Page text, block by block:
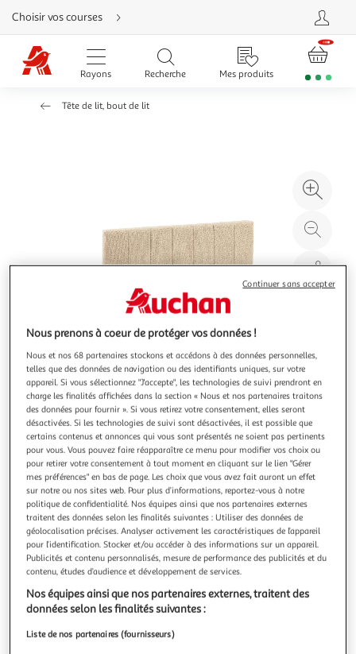
Aller
directement
au
contenu
Aller
directement
Aller
Choisir vos courses
Rayons Recherche Mes produits
Tête de lit, bout de lit
à
100
le
Illustration
précédente
Illustration
suivante
Livraison offerte
MARCKONFORT
Tête de lit tapissée Creta 140x60 cm Couleur Beige, 8
cm d'épaisseur
Tapissée en tissus couleur Beige de grande qualité et
toucher agréable. Design altique et élégant qui apportera
une touche de distinction à votre chambre.Structure rigide
de contreplaqué qui allège le poids de la tête de lit pour
pouvoir la fixer au mur .Rembourrée de mousse HR dans la
partie fronta
En savoir +
Vendu parVS Venta-Stock
Livraison dès 8/9 jours
Livraison offerte
Plus d'options
VS Venta-Stock
Nous prenons à coeur de protéger vos données !
Nous et nos 68 partenaires stockons et accédons à des données personnelles,
telles que des données de navigation ou des identifiants uniques, sur votre
appareil. Si vous sélectionnez "J'accepte", les technologies de suivi prendront en
charge les finalités affichées dans la section « Nous et nos partenaires traitons
des données pour fournir ». Si vous retirez votre consentement, elles seront
désactivées. Si les technologies de suivi sont désactivées, il est possible que
certains contenus et annonces qui vous sont présentés ne soient pas pertinents
pour vous. Vous pouvez faire réapparaître ce menu pour modifier vos choix ou
pour retirer votre consentement à tout moment en cliquant sur le lien "Gérer
mes préférences" en bas de page. Les choix que vous avez fait auront un effet
sur notre ou nos sites web. Pour plus d’informations, reportez-vous à notre
politique de confidentialité. Nos équipes ainsi que nos partenaires externes
traitent des données selon les finalités suivantes : Utiliser des données de
géolocalisation précises. Analyser activement les caractéristiques de l’appareil
pour l’identification. Stocker et/ou accéder à des informations sur un appareil.
Publicités et contenu personnalisés, mesure de performance des publicités et du
contenu, études d’audience et développement de services.
Nos équipes ainsi que nos partenaires externes, traitent des
données selon les finalités suivantes :
Liste de nos partenaires (fournisseurs)
Continuer sans accepter